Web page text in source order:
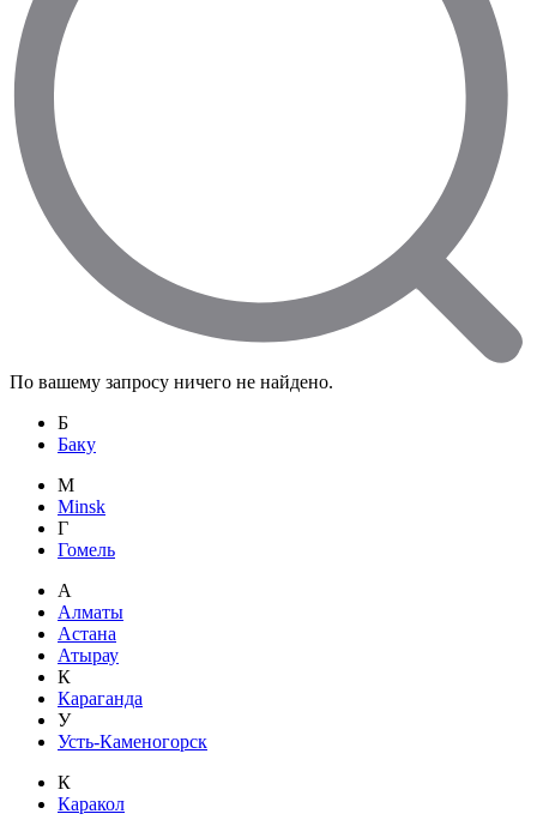
По вашему запросу ничего не найдено.
Б
Баку
M
Minsk
Г
Гомель
А
Алматы
Астана
Атырау
К
Караганда
У
Усть-Каменогорск
К
Каракол